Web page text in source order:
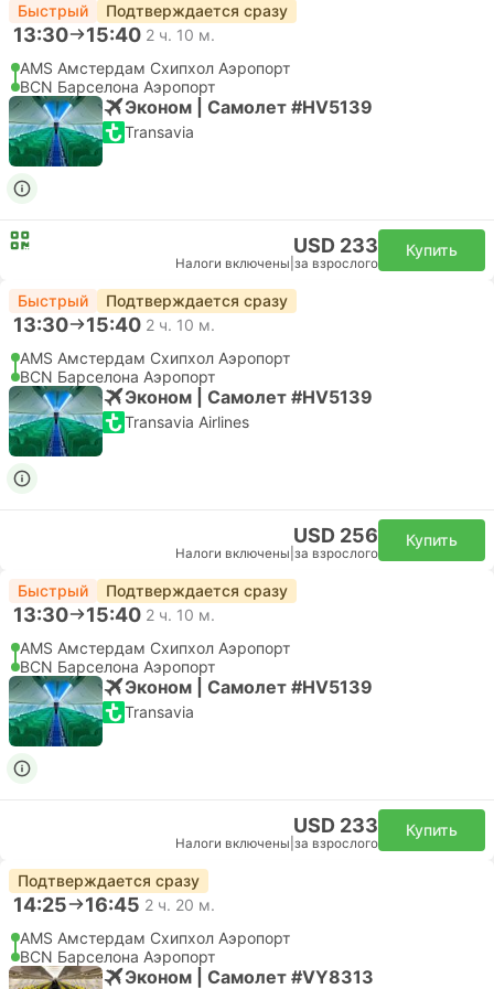
Быстрый Подтверждается сразу
13:30 15:40 2 ч. 10 м.
AMS Амстердам Cхипхол Аэропорт
BCN Барселона Аэропорт
Эконом | Самолет #HV5139
Transavia
USD 233
Налоги включены за взрослого
Купить
Быстрый Подтверждается сразу
13:30 15:40 2 ч. 10 м.
AMS Амстердам Cхипхол Аэропорт
BCN Барселона Аэропорт
Эконом | Самолет #HV5139
Transavia Airlines
USD 256
Налоги включены за взрослого
Купить
Быстрый Подтверждается сразу
13:30 15:40 2 ч. 10 м.
AMS Амстердам Cхипхол Аэропорт
BCN Барселона Аэропорт
Эконом | Самолет #HV5139
Transavia
USD 233
Налоги включены за взрослого
Купить
Подтверждается сразу
14:25 16:45 2 ч. 20 м.
AMS Амстердам Cхипхол Аэропорт
BCN Барселона Аэропорт
Эконом | Самолет #VY8313